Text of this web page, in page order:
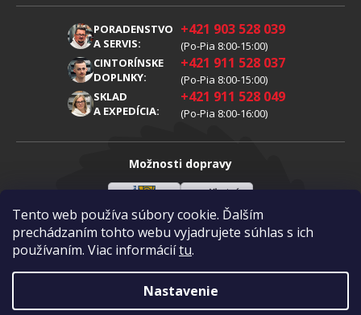
Tento web používa súbory cookie. Ďalším
prechádzaním tohto webu vyjadrujete súhlas s ich
používaním. Viac informáciítu.
Nastavenie
Obchodné podmienky
Reklamácia
Spracovanie osobných údajov
PORADENSTVO
A SERVIS:
+421 903 528 039
(Po-Pia 8:00-15:00)
CINTORÍNSKE
DOPLNKY:
+421 911 528 037
(Po-Pia 8:00-15:00)
SKLAD
A EXPEDÍCIA:
+421 911 528 049
(Po-Pia 8:00-16:00)
Možnosti dopravy
Sloveenská
pošta
Vlastná
doprava
Možnosti platby
Visa Mastercard Dobierka
Copyright 2026Diamantovykotuc.sk